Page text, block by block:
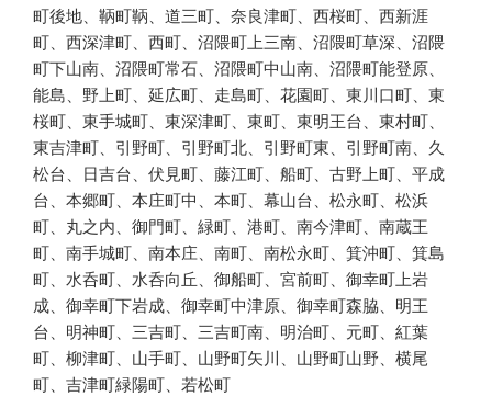
町後地、鞆町鞆、道三町、奈良津町、西桜町、西新涯
町、西深津町、西町、沼隈町上三南、沼隈町草深、沼隈
町下山南、沼隈町常石、沼隈町中山南、沼隈町能登原、
能島、野上町、延広町、走島町、花園町、東川口町、東
桜町、東手城町、東深津町、東町、東明王台、東村町、
東吉津町、引野町、引野町北、引野町東、引野町南、久
松台、日吉台、伏見町、藤江町、船町、古野上町、平成
台、本郷町、本庄町中、本町、幕山台、松永町、松浜
町、丸之内、御門町、緑町、港町、南今津町、南蔵王
町、南手城町、南本庄、南町、南松永町、箕沖町、箕島
町、水呑町、水呑向丘、御船町、宮前町、御幸町上岩
成、御幸町下岩成、御幸町中津原、御幸町森脇、明王
台、明神町、三吉町、三吉町南、明治町、元町、紅葉
町、柳津町、山手町、山野町矢川、山野町山野、横尾
町、吉津町緑陽町、若松町